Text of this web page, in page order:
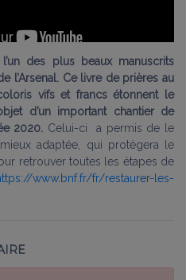
des plus beaux manuscrits
l’Arsenal. Ce livre de prières au
vifs et francs étonnent le
d’un important chantier de
2020. Celui-ci a permis de le
adaptée, qui protègera le
retrouver toutes les étapes de
www.bnf.fr/fr/restaurer-les-